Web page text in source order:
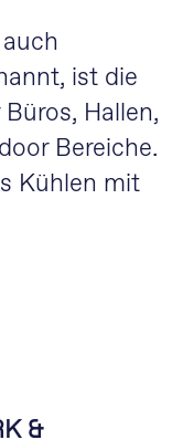
ist die
Hallen,
Bereiche.
Kühlen mit
&